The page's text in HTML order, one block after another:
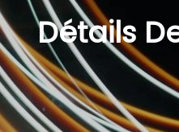
Détails